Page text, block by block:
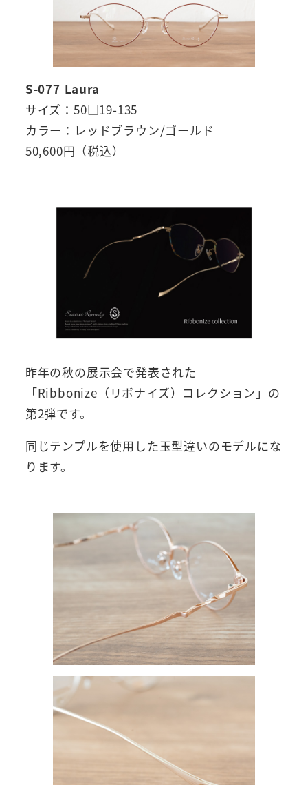
S-077 Laura
サイズ：50□19-135
カラー：レッドブラウン/ゴールド
50,600円（税込）
昨年の秋の展示会で発表された
「Ribbonize（リボナイズ）コレクション」の
第2弾です。
同じテンプルを使用した玉型違いのモデルにな
ります。